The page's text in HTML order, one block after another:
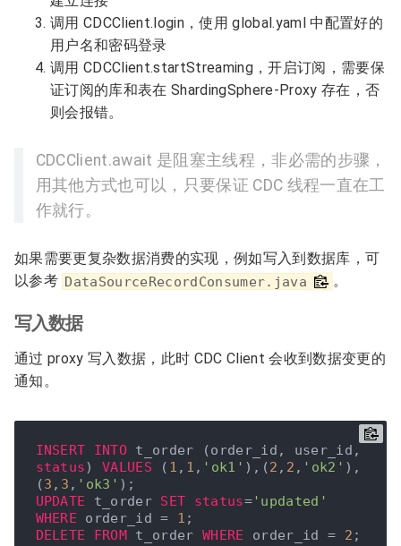
调用 CDCClient.login，使用 global.yaml 中配置好的
用户名和密码登录
调用 CDCClient.startStreaming，开启订阅，需要保
证订阅的库和表在 ShardingSphere-Proxy 存在，否
则会报错。
CDCClient.await 是阻塞主线程，非必需的步骤，
用其他方式也可以，只要保证 CDC 线程一直在工
作就行。
如果需要更复杂数据消费的实现，例如写入到数据库，可
以参考 DataSourceRecordConsumer.java 。
写入数据
通过 proxy 写入数据，此时 CDC Client 会收到数据变更的
通知。
INSERT INTO
status) VALUES ( 1 , 1 , 'ok1' ),(2 , 2 , 'ok2' ),
(3 , 3 , 'ok3'
UPDATE t_order SET status= 'updated'
WHERE order_id = 1
DELETE
FROM t_order WHERE order_id = 2